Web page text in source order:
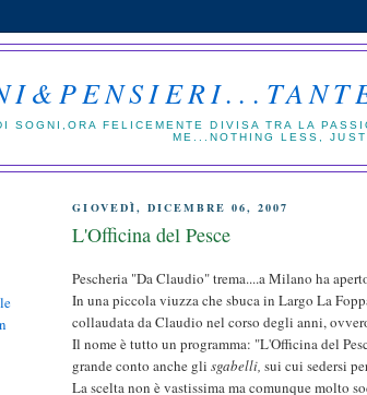
SOGNI,ORA FELICEMENTE DIVISA TRA LA
ME...NOTHING LESS,
GIOVEDÌ, DICEMBRE 06, 2007
L'Officina del Pesce
Pescheria "Da Claudio" trema....a Milano ha
In una piccola viuzza che sbuca in Largo La
collaudata da Claudio nel corso degli anni,
Il nome è tutto un programma: "L'Officina del
grande conto anche glisgabelli,sui cui sedersi
La scelta non è vastissima ma comunque molto